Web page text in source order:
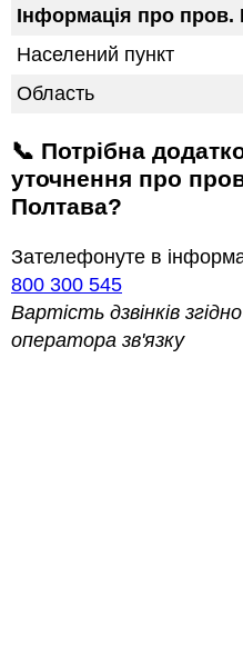
Інформація про пров.
Населений пункт
Область
📞 Потрібна додаткова інформація або
уточнення про
Полтава?
Зателефонуте в
800 300 545
Вартість дзвінків
оператора зв'язку